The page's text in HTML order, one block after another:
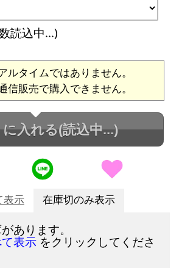
読込中...)
ルタイムではありません。
信販売で購入できません。
入れる(読込中...)
表示 在庫切のみ表示
あります。
表示 をクリックしてくださ